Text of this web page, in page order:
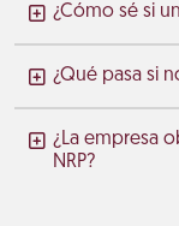
¿Cómo sé si
¿Qué pasa si
¿La empresa
NRP?